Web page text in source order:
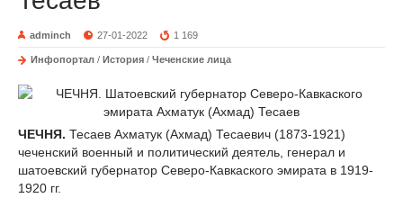
adminch 27-01-2022 1 169
Инфопортал / История / Чеченские лица
ЧЕЧНЯ. Тесаев Ахматук (Ахмад) Тесаевич (1873-1921)
чеченский военный и политический деятель, генерал и
шатоевский губернатор Северо-Кавкаского эмирата в 1919-
1920 гг.